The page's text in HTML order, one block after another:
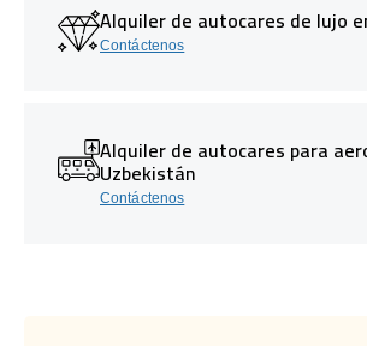
Alquiler de autocares de lujo
Contáctenos
Alquiler de autocares para
Uzbekistán
Contáctenos